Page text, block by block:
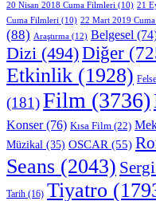
20 Nisan 2018 Cuma Filmleri (10) 21
Cuma Filmleri (10) 22 Mart 2019
(88) Araştırma (12) Belgesel
Dizi (494)Diğer
Etkinlik (1928)
(181)Film (3736)
Konser(76) Kısa Film (22)
Müzikal (35) OSCAR (55)
Seans (2043) Sergi
Tarih (16) Tiyatro